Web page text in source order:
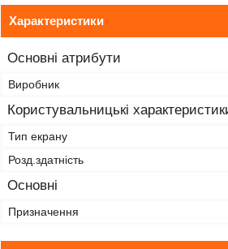
Характеристики
Основні атрибути
Виробник
Користувальницькі
Тип екрану
Розд.здатність
Основні
Призначення